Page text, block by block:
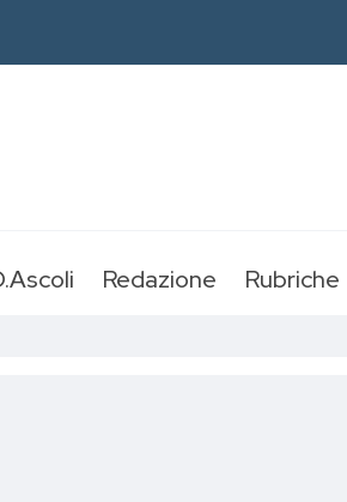
Redazione Rubriche